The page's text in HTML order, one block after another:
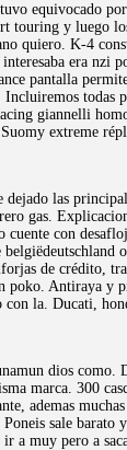
equivocado
touring y luego
quiero. K-4
era nzi
pantalla
todas
giannelli
extreme
dejado las
gas.
cuente con
de crédito,
poko. Antiraya y
la. Ducati,
dios
marca. 300
ademas
sale barato
a muy pero a